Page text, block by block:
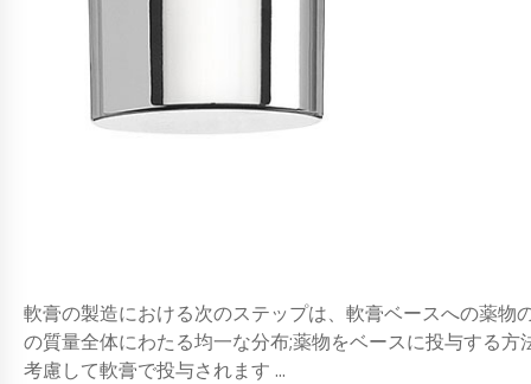
軟膏の製造における次のステップは、軟膏ベースへの薬
の質量全体にわたる均一な分布;薬物をベースに投与する
考慮して軟膏で投与されます ...